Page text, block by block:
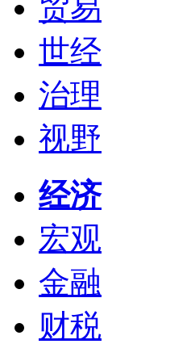
贸易
世经
治理
视野
经济
宏观
金融
财税